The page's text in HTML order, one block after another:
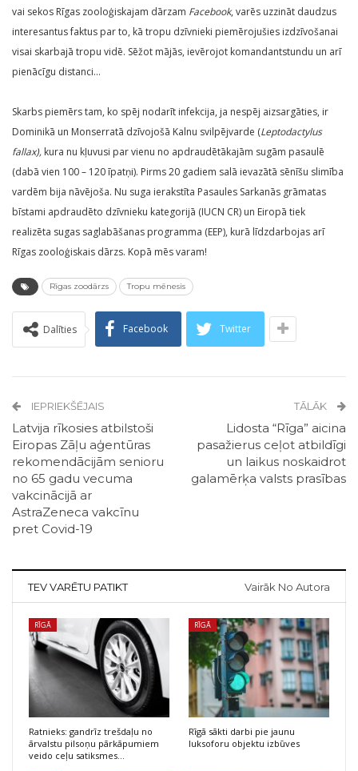
vai sekos Rīgas zooloģiskajam dārzam Facebook, varēs uzzināt daudzus
interesantus faktus par to, kā tropu dzīvnieki piemērojušies izdzīvošanai
visai skarbajā tropu vidē. Sēžot mājās, ievērojot komandantstundu un arī
pienācīgu distanci…
Skarbs piemērs tam, ko spēj nodarīt infekcija, ja nespēj aizsargāties, ir
Dominikā un Monserratā dzīvojošā Kalnu svilpējvarde (Leptodactylus
fallax), kura nu kļuvusi par vienu no apdraudētākajām sugām pasaulē
(dabā vien 100 – 120 īpatņi). Pirms 20 gadiem salā ievazātā sēnīšu slimība
vardēm bija nāvējoša. Nu suga ierakstīta Pasaules Sarkanās grāmatas
bīstami apdraudēto dzīvnieku kategorijā (IUCN CR) un Eiropā tiek
realizēta sugas saglabāšanas programma (EEP), kurā līdzdarbojas arī
Rīgas zooloģiskais dārzs. Kopā mēs varam!
Rīgas zoodārzs Tropu mēnesis
Dalīties Facebook Twitter
IEPRIEKŠĒJAIS
Latvija rīkosies atbilstoši
Eiropas Zāļu aģentūras
rekomendācijām senioru
no 65 gadu vecuma
vakcinācijā ar
AstraZeneca vakcīnu
pret Covid-19
TĀLĀK
Lidosta “Rīga” aicina
pasažierus ceļot atbildīgi
un laikus noskaidrot
galamērķa valsts prasības
TEV VARĒTU PATIKT Vairāk No Autora
RĪGĀ
Ratnieks: gandrīz trešdaļu no
ārvalstu pilsoņu pārkāpumiem
veido ceļu satiksmes…
RĪGĀ
Rīgā sākti darbi pie jaunu
luksoforu objektu izbūves